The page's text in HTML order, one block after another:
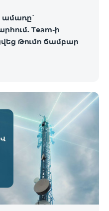
Team-ի
Թումո ճամբար